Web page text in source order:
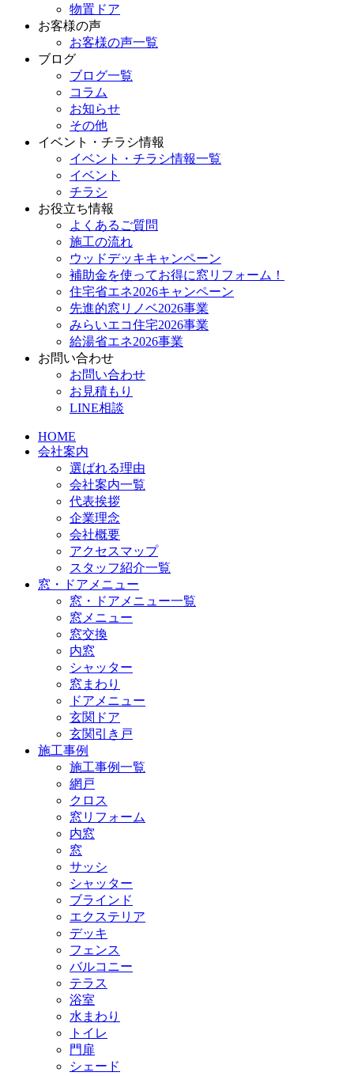
物置ドア
お客様の声
お客様の声一覧
ブログ
ブログ一覧
コラム
お知らせ
その他
イベント・チラシ情報
イベント・チラシ情報一覧
イベント
チラシ
お役立ち情報
よくあるご質問
施工の流れ
ウッドデッキキャンペーン
補助金を使ってお得に窓リフォーム！
住宅省エネ2026キャンペーン
先進的窓リノベ2026事業
みらいエコ住宅2026事業
給湯省エネ2026事業
お問い合わせ
お問い合わせ
お見積もり
LINE相談
HOME
会社案内
選ばれる理由
会社案内一覧
代表挨拶
企業理念
会社概要
アクセスマップ
スタッフ紹介一覧
窓・ドアメニュー
窓・ドアメニュー一覧
窓メニュー
窓交換
内窓
シャッター
窓まわり
ドアメニュー
玄関ドア
玄関引き戸
施工事例
施工事例一覧
網戸
クロス
窓リフォーム
内窓
窓
サッシ
シャッター
ブラインド
エクステリア
デッキ
フェンス
バルコニー
テラス
浴室
水まわり
トイレ
門扉
シェード